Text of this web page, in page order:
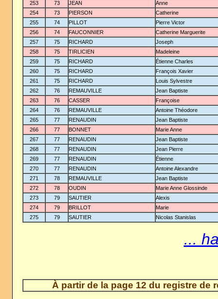
253
73 JEAN
Anne
254
73 PIERSON
Catherine
255
74 PILLOT
Pierre Victor
256
74 FAUCONNIER
Catherine Marguerite
257
75 RICHARD
Joseph
258
75 TIRLICIEN
Madeleine
259
75 RICHARD
Étienne Charles
260
75 RICHARD
François Xavier
261
75 RICHARD
Louis Sylvestre
262
76 REMAUVILLE
Jean Baptiste
263
76 CASSER
Françoise
264
76 REMAUVILLE
Antoine Théodore
265
77 RENAUDIN
Jean Baptiste
266
77 BONNET
Marie Anne
267
77 RENAUDIN
Jean Baptiste
268
77 RENAUDIN
Jean Pierre
269
77 RENAUDIN
Étienne
270
77 RENAUDIN
Antoine Alexandre
271
78 REMAUVILLE
Jean Baptiste
272
78 OUDIN
Marie Anne Glossinde
273
79 SAUTIER
Alexis
274
79 BRILLOT
Marie
275
79 SAUTIER Nicolas Stanislas
...
À partir de la page 12 du registre de